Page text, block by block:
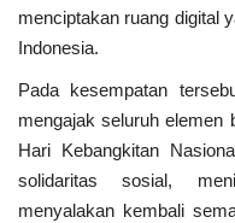
menciptakan ruang digital
Indonesia.
Pada kesempatan
mengajak seluruh elemen
Hari Kebangkitan
solidaritas sosial,
menyalakan kembali